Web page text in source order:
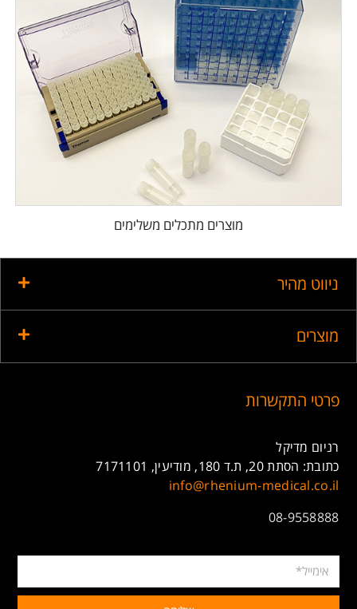
מוצרים מתכלים משלימים
ניווט מהיר
מוצרים
פרטי התקשרות
רניום מדיקל
כתובת: הסתת 20, ת.ד 180, מודיעין, 7171101
info@rhenium-medical.co.il
08-9558888